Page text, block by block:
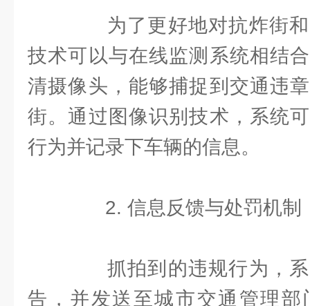
为了更好地对抗炸街和
技术可以与在线监测系统相结
清摄像头，能够捕捉到交通违
街。通过图像识别技术，系统
行为并记录下车辆的信息。
2. 信息反馈与处罚机制
抓拍到的违规行为，系
告，并发送至城市交通管理部